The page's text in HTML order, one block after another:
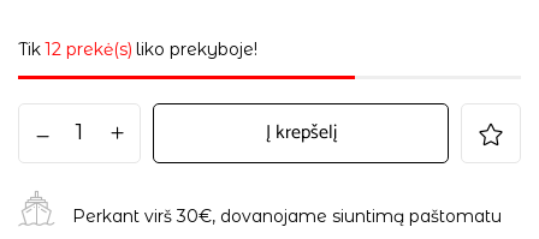
Tik12 prekė(s) liko prekyboje!
Į krepšelį
Perkant virš 30€, dovanojame siuntimą paštomatu